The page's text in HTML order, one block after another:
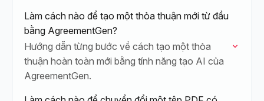
Làm cách nào để tạo một thỏa thuận mới từ đầu
bằng AgreementGen?
Hướng dẫn từng bước về cách tạo một thỏa
thuận hoàn toàn mới bằng tính năng tạo AI của
AgreementGen.